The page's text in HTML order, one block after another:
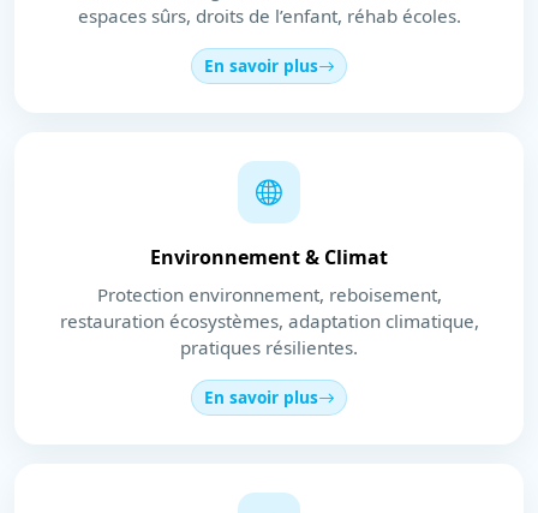
espaces sûrs, droits de l’enfant, réhab écoles.
En savoir plus
Environnement & Climat
Protection environnement, reboisement,
restauration écosystèmes, adaptation climatique,
pratiques résilientes.
En savoir plus